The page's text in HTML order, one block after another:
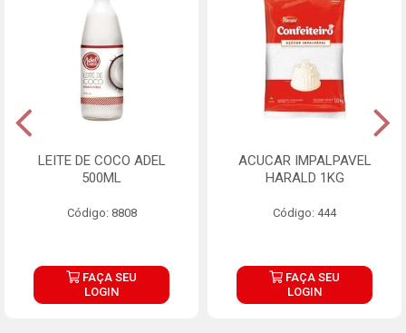
LEITE DE COCO ADEL
500ML
Código: 8808
FAÇA SEU
LOGIN
ACUCAR IMPALPAVEL
HARALD 1KG
Código: 444
FAÇA SEU
LOGIN